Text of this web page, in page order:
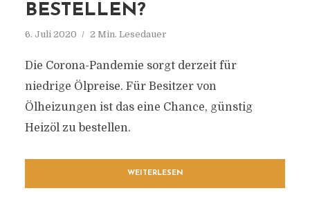
BESTELLEN?
6. Juli 2020 2 Min. Lesedauer
Die Corona-Pandemie sorgt derzeit für
niedrige Ölpreise. Für Besitzer von
Ölheizungen ist das eine Chance, günstig
Heizöl zu bestellen.
WEITERLESEN